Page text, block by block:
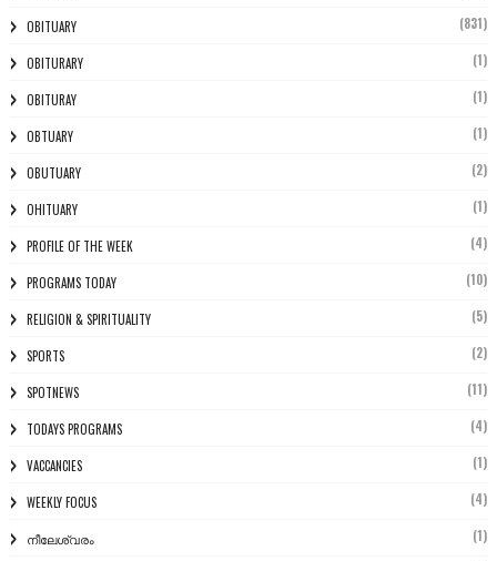
OBITUARY (831)
OBITURARY (1)
OBITURAY (1)
OBTUARY (1)
OBUTUARY (2)
OHITUARY (1)
PROFILE OF THE WEEK (4)
PROGRAMS TODAY (10)
RELIGION & SPIRITUALITY (5)
SPORTS (2)
SPOTNEWS (11)
TODAYS PROGRAMS (4)
VACCANCIES (1)
WEEKLY FOCUS (4)
നീലേശ്വരം (1)